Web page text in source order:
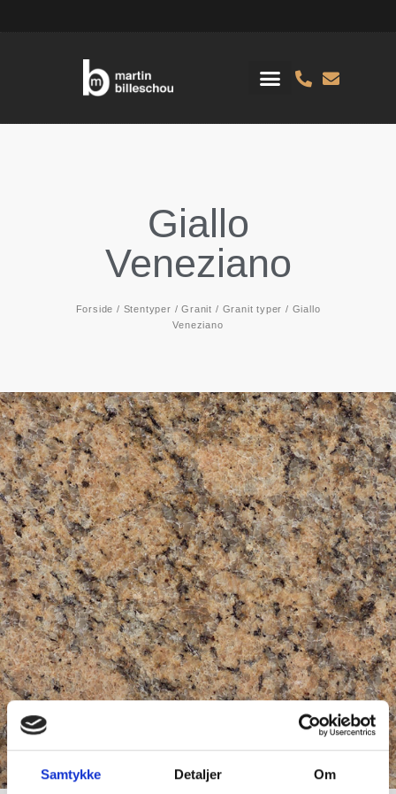
Samtykke Detaljer Om
Giallo
Veneziano
Forside / Stentyper /Granit / Granit typer / Giallo
Veneziano